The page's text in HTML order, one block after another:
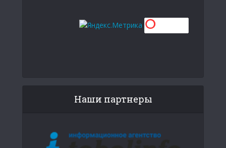
Наши партнеры